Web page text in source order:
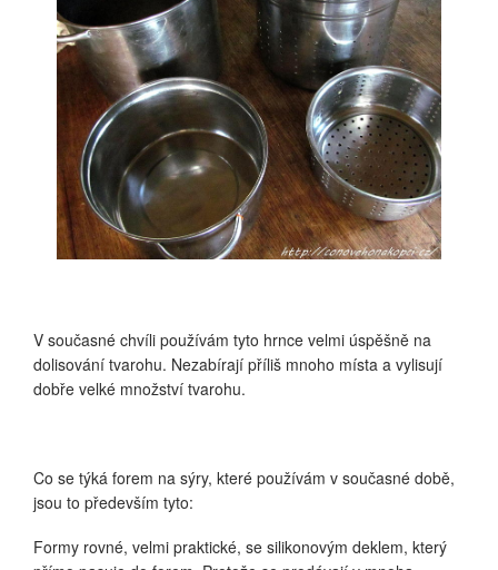
V současné chvíli používám tyto hrnce velmi úspěšně na
dolisování tvarohu. Nezabírají příliš mnoho místa a vylisují
dobře velké množství tvarohu.
Co se týká forem na sýry, které používám v současné době,
jsou to především tyto:
Formy rovné, velmi praktické, se silikonovým deklem, který